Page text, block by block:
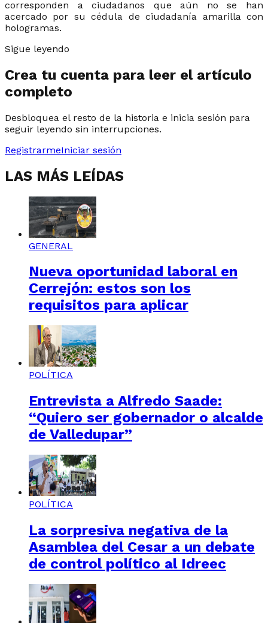
corresponden a ciudadanos que aún no se han
acercado por su cédula de ciudadanía amarilla con
hologramas.
Sigue leyendo
Crea tu cuenta para leer el artículo
completo
Desbloquea el resto de la historia e inicia sesión para
seguir leyendo sin interrupciones.
RegistrarmeIniciar sesión
LAS MÁS LEÍDAS
GENERAL
Nueva oportunidad laboral en
Cerrejón: estos son los
requisitos para aplicar
POLÍTICA
Entrevista a Alfredo Saade:
“Quiero ser gobernador o alcalde
de Valledupar”
POLÍTICA
La sorpresiva negativa de la
Asamblea del Cesar a un debate
de control político al Idreec